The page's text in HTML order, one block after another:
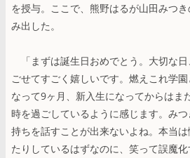
を授与。ここで、熊野はるが山田みつ
み出した。
「まずは誕生日おめでとう。大切な
ごせてすごく嬉しいです。燃えこれ学
なって9ヶ月、新入生になってからはま
時を過ごしているように感じます。み
持ちを話すことが出来ないよね。本当
たりしているはずなのに、笑って誤魔